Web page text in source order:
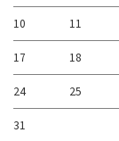
10 11
17 18
24 25
31